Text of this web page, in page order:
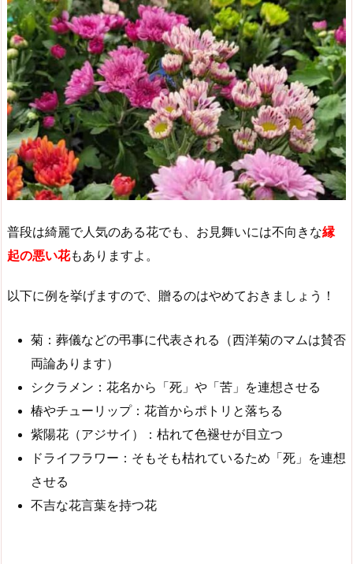
普段は綺麗で人気のある花でも、お見舞いには不向きな縁
起の悪い花もありますよ。
以下に例を挙げますので、贈るのはやめておきましょう！
菊：葬儀などの弔事に代表される（西洋菊のマムは賛否
両論あります）
シクラメン：花名から「死」や「苦」を連想させる
椿やチューリップ：花首からポトリと落ちる
紫陽花（アジサイ）：枯れて色褪せが目立つ
ドライフラワー：そもそも枯れているため「死」を連想
させる
不吉な花言葉を持つ花